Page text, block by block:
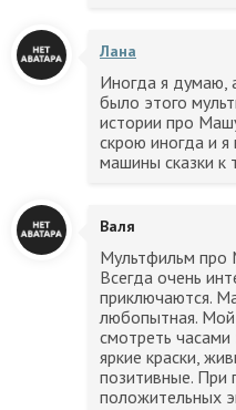
Лана
Иногда я думаю,
было этого
истории про
скрою иногда и
машины сказки к
Валя
Мультфильм про
Всегда очень
приключаются.
любопытная.
смотреть
яркие краски,
позитивные. При
положительных